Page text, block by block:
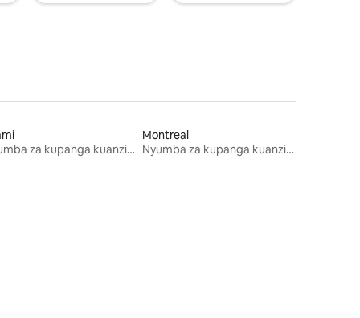
Nyumba za kupanga kuanzia mwezi mmoja
Montreal
Nyumba za kupanga kuanzia mwezi mmoja